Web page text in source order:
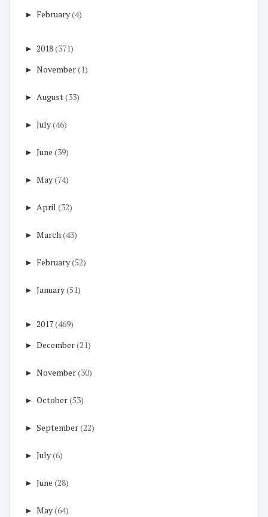
► February(4)
► 2018(371)
► November(1)
► August(33)
► July(46)
► June (39)
► May(74)
► April (32)
► March(43)
► February(52)
► January(51)
► 2017(469)
► December(21)
► November(30)
► October(53)
► September(22)
► July(6)
► June (28)
► May(64)